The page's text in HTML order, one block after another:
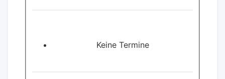
Keine Termine